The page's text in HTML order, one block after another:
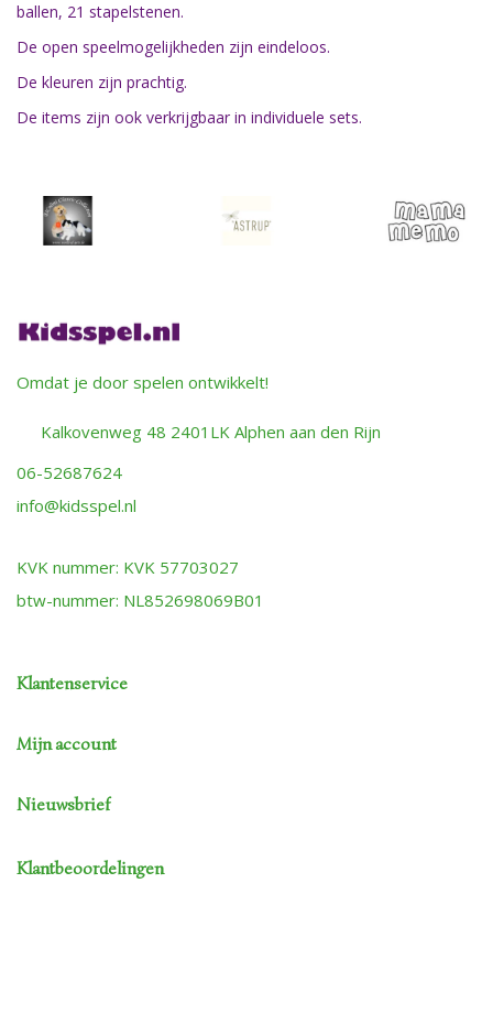
ballen, 21 stapelstenen.
De open speelmogelijkheden zijn eindeloos.
De kleuren zijn prachtig.
De items zijn ook verkrijgbaar in individuele sets.
Omdat je door spelen ontwikkelt!
Kalkovenweg 48 2401LK Alphen aan den Rijn
06-52687624
info@kidsspel.nl
KVK nummer: KVK 57703027
btw-nummer: NL852698069B01
Klantenservice
Mijn account
Nieuwsbrief
Klantbeoordelingen